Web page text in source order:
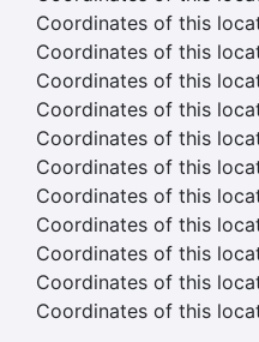
Coordinates of this
Coordinates of this
Coordinates of this
Coordinates of this
Coordinates of this
Coordinates of this
Coordinates of this
Coordinates of this
Coordinates of this
Coordinates of this
Coordinates of this